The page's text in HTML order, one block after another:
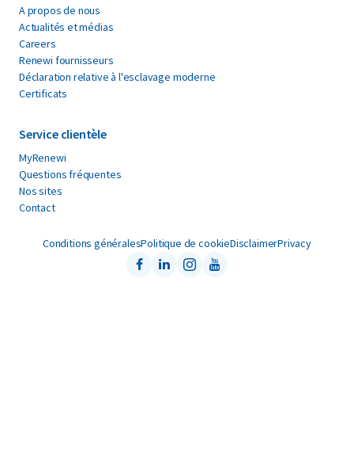
A propos de nous
Actualités et médias
Careers
Renewi fournisseurs
Déclaration relative à l'esclavage moderne
Certificats
Service clientèle
MyRenewi
Questions fréquentes
Nos sites
Contact
Conditions généralesPolitique de cookieDisclaimerPrivacy
Facebook
LinkedInInstagramYoutube